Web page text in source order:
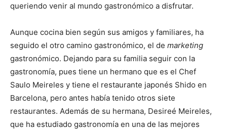
queriendo venir al mundo gastronómico a disfrutar.
Aunque cocina bien según sus amigos y familiares, ha
seguido el otro camino gastronómico, el de marketing
gastronómico. Dejando para su familia seguir con la
gastronomía, pues tiene un hermano que es el Chef
Saulo Meireles y tiene el restaurante japonés Shido en
Barcelona, pero antes había tenido otros siete
restaurantes. Además de su hermana, Desireé Meireles,
que ha estudiado gastronomía en una de las mejores